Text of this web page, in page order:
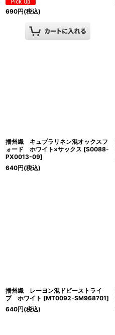
690円(税込)
播州織 キュプラリネン混オックスフ
ォード ホワイト×サックス [S0088-
PX0013-09]
640円(税込)
播州織 レーヨン混ドビーストライ
プ ホワイト [MT0092-SM968701]
640円(税込)